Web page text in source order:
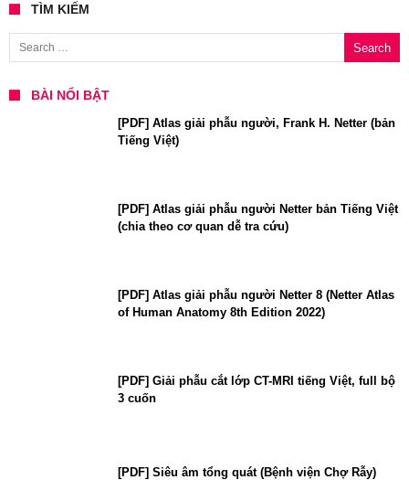
TÌM KIẾM
Search for:
BÀI NỔI BẬT
[PDF] Atlas giải phẫu người, Frank H. Netter (bản
Tiếng Việt)
[PDF] Atlas giải phẫu người Netter bản Tiếng Việt
(chia theo cơ quan dễ tra cứu)
[PDF] Atlas giải phẫu người Netter 8 (Netter Atlas
of Human Anatomy 8th Edition 2022)
[PDF] Giải phẫu cắt lớp CT-MRI tiếng Việt, full bộ
3 cuốn
[PDF] Siêu âm tổng quát (Bệnh viện Chợ Rẫy)